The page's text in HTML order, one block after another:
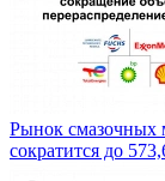
Рынок смазочных
сократится до